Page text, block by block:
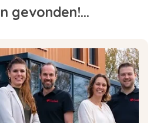
gevonden!...